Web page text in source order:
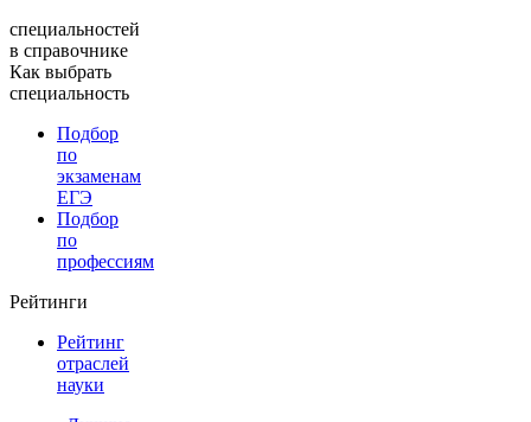
специальностей
в справочнике
Как выбрать
специальность
Подбор
по
экзаменам
ЕГЭ
Подбор
по
профессиям
Рейтинги
Рейтинг
отраслей
науки